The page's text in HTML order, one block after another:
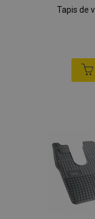
Tapis de